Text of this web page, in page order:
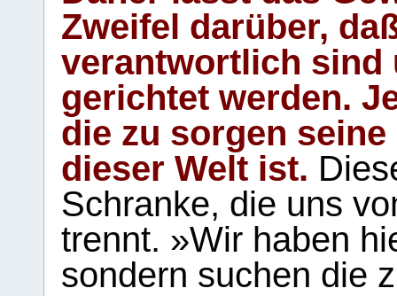
Zweifel darüber,
verantwortlich sind
gerichtet werden.
die zu sorgen
dieser Welt ist.
Schranke, die uns
trennt. »Wir haben
sondern suchen die